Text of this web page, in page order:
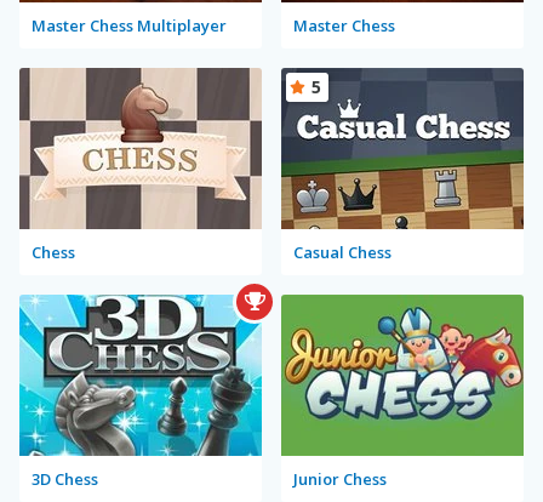
Master Chess Multiplayer Master Chess
Chess Casual Chess
5
3D Chess Junior Chess